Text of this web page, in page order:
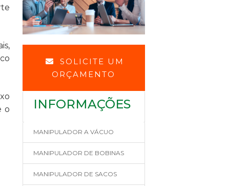
o
SOLICITE UM
ORÇAMENTO
INFORMAÇÕES
MANIPULADOR A VÁCUO
MANIPULADOR DE BOBINAS
MANIPULADOR DE SACOS